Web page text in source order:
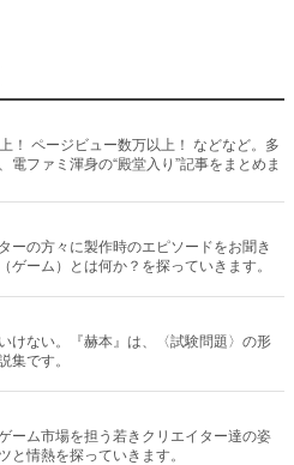
！ ページビュー数万以上！ などなど。多
電ファミ渾身の“殿堂入り”記事をまとめま
ーの方々に製作時のエピソードをお聞き
ゲーム）とは何か？を探っていきます。
けない。『赫本』は、〈試験問題〉の形
集です。
ーム市場を担う若きクリエイター達の姿
と情熱を探っていきます。